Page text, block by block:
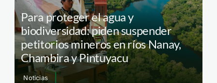
Para proteger el agua y
biodiversidad: piden suspender
petitorios mineros en ríos Nanay,
Chambira y Pintuyacu
Noticias